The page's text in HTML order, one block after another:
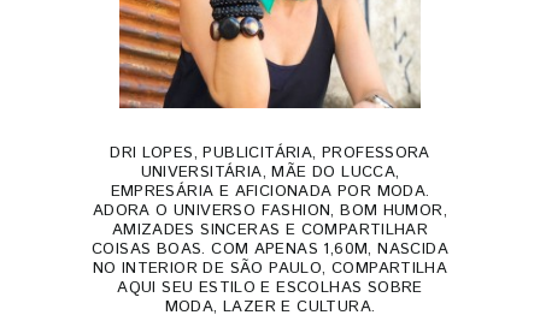
DRI LOPES, PUBLICITÁRIA, PROFESSORA
UNIVERSITÁRIA, MÃE DO LUCCA,
EMPRESÁRIA E AFICIONADA POR MODA.
ADORA O UNIVERSO FASHION, BOM HUMOR,
AMIZADES SINCERAS E COMPARTILHAR
COISAS BOAS. COM APENAS 1,60M, NASCIDA
NO INTERIOR DE SÃO PAULO, COMPARTILHA
AQUI SEU ESTILO E ESCOLHAS SOBRE
MODA, LAZER E CULTURA.